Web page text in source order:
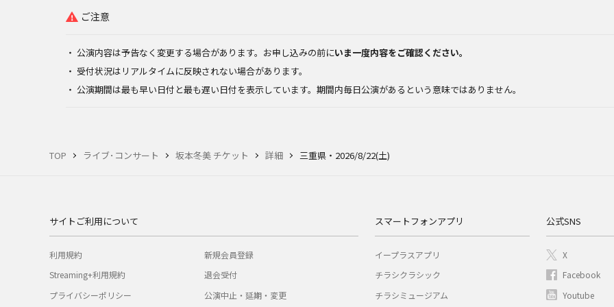
TOP ライブ･コンサート 坂本冬美 チケット 詳細 三重県・2026/8/22(土)
ご注意
公演内容は予告なく変更する場合があります。お申し込みの前にいま一度内容をご確認ください。
受付状況はリアルタイムに反映されない場合があります。
公演期間は最も早い日付と最も遅い日付を表示しています。期間内毎日公演があるという意味ではありません。
サイトご利用について
利用規約
Streaming+利用規約
プライバシーポリシー
新規会員登録
退会受付
公演中止・延期・変更
スマートフォンアプリ
イープラスアプリ
チラシクラシック
チラシミュージアム
公式SNS
X
Facebook
Youtube